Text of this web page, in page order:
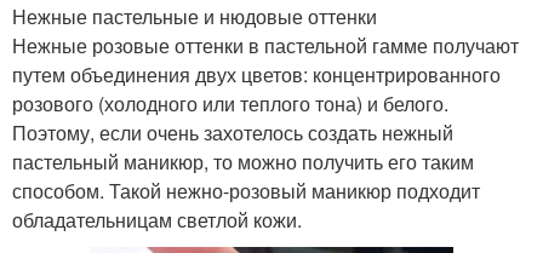
Нежные пастельные и нюдовые оттенки
Нежные розовые оттенки в пастельной гамме получают
путем объединения двух цветов: концентрированного
розового (холодного или теплого тона) и белого.
Поэтому, если очень захотелось создать нежный
пастельный маникюр, то можно получить его таким
способом. Такой нежно-розовый маникюр подходит
обладательницам светлой кожи.